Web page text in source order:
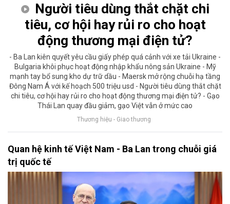
Người tiêu dùng thắt chặt chi
tiêu, cơ hội hay rủi ro cho hoạt
động thương mại điện tử?
- Ba Lan kiên quyết yêu cầu giấy phép quá cảnh với xe tải Ukraine -
Bulgaria khôi phục hoạt động nhập khẩu nông sản Ukraine - Mỹ
mạnh tay bổ sung kho dự trữ dầu - Maersk mở rộng chuỗi hạ tầng
Đông Nam Á với kế hoạch 500 triệu usd - Người tiêu dùng thắt chặt
chi tiêu, cơ hội hay rủi ro cho hoạt động thương mại điện tử? - Gạo
Thái Lan quay đầu giảm, gạo Việt vẫn ở mức cao
Thương hiệu - Giao thương
Quan hệ kinh tế Việt Nam - Ba Lan trong chuỗi giá
trị quốc tế